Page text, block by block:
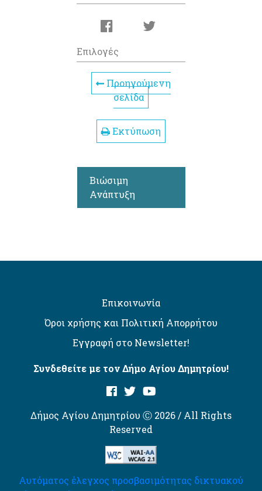
Επιλογές
Προηγούμενη
σελίδα
Εκτύπωση
Βιώσιμη
Ανάπτυξη
Επικοινωνία
Όροι χρήσης και Πολιτική Απορρήτου
Εγγραφή στο Newsletter!
Συνδεθείτε με τον Δήμο Αγίου Δημητρίου!
Δήμος Αγίου Δημητρίου Ⓒ 2026 / All Rights
Reserved
Αυτόματος έλεγχος προσβασιμότητας δικτυακού